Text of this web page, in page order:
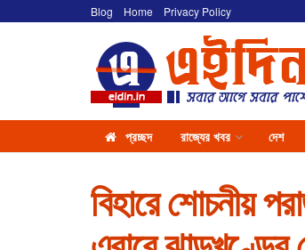
Blog Home Privacy Policy
প্রচ্ছদ রাজ্যের খবর দেশ
বিহারে শোচনীয়